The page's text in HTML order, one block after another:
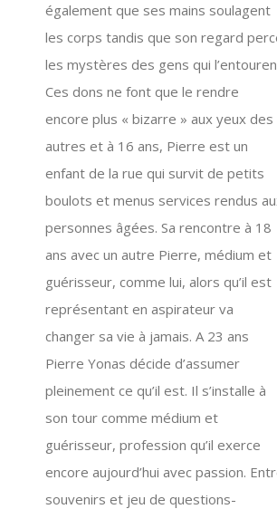
également que ses mains soulagent
les corps tandis que son regard
les mystères des gens qui
Ces dons ne font que le rendre
encore plus « bizarre » aux yeux des
autres et à 16 ans, Pierre est un
enfant de la rue qui survit de petits
boulots et menus services rendus
personnes âgées. Sa rencontre à 18
ans avec un autre Pierre, médium et
guérisseur, comme lui, alors qu’il est
représentant en aspirateur va
changer sa vie à jamais. A 23 ans
Pierre Yonas décide d’assumer
pleinement ce qu’il est. Il s’installe à
son tour comme médium et
guérisseur, profession qu’il exerce
encore aujourd’hui avec passion.
souvenirs et jeu de questions-